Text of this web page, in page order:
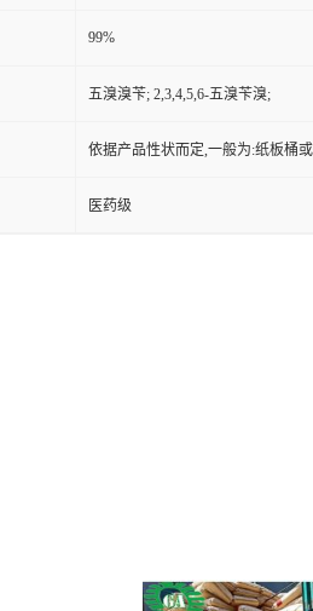
99%
五溴溴苄; 2,3,4,5,6-五溴苄溴;
依据产品性状而定,一般为:纸板桶
医药级